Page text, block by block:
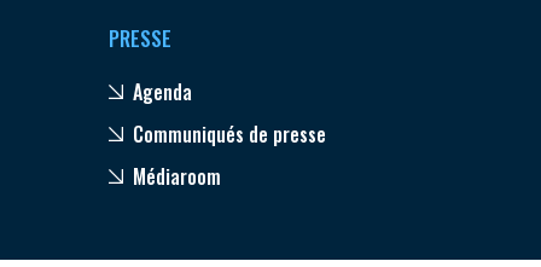
PRESSE
Agenda
Communiqués de presse
Médiaroom